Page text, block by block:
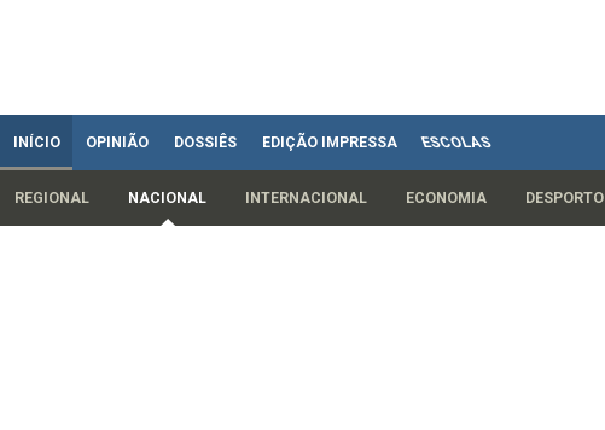
INÍCIO OPINIÃO DOSSIÊS EDIÇÃO IMPRESSA ESCOLAS
REGIONAL NACIONAL INTERNACIONAL ECONOMIA DESPORTO